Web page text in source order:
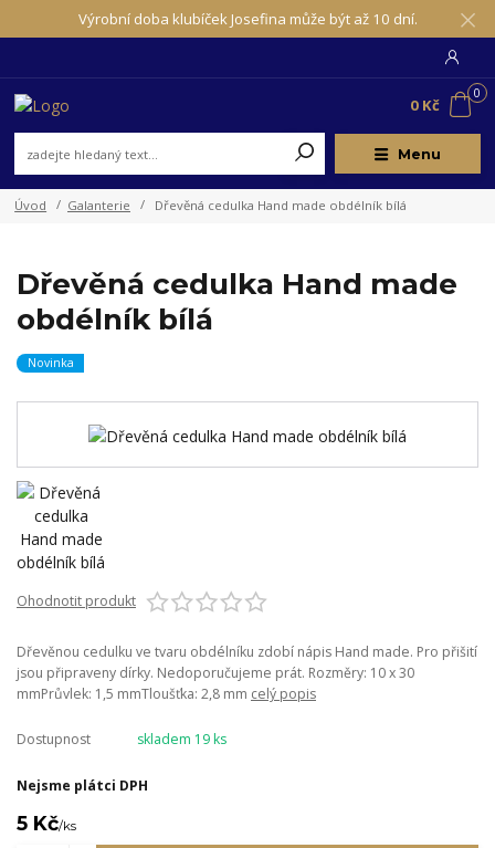
Výrobní doba klubíček Josefina může být až 10 dní.
Menu
0
0 Kč
Úvod Galanterie Dřevěná cedulka Hand made obdélník bílá
Dřevěná cedulka Hand made
obdélník bílá
Novinka
Ohodnotit produkt
Dřevěnou cedulku ve tvaru obdélníku zdobí nápis Hand made. Pro přišití
jsou připraveny dírky. Nedoporučujeme prát. Rozměry: 10 x 30
mmPrůvlek: 1,5 mmTloušťka: 2,8 mm celý popis
Dostupnost skladem 19 ks
Nejsme plátci DPH
5 Kč/ks